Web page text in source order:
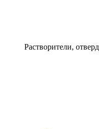
Растворители,